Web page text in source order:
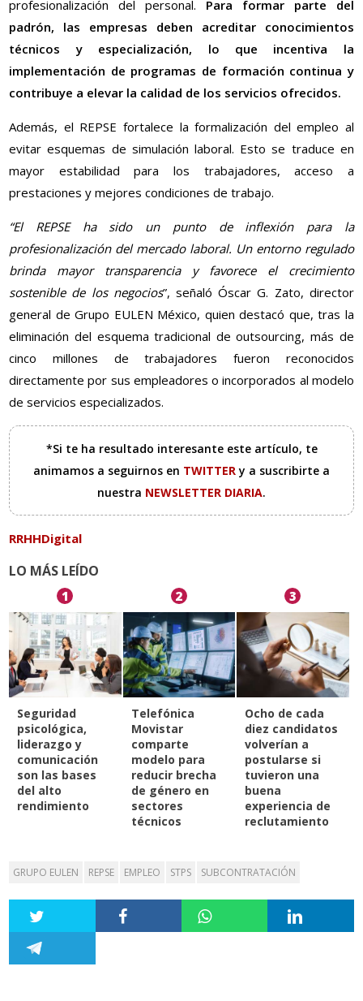
profesionalización del personal. Para formar parte del
padrón, las empresas deben acreditar conocimientos
técnicos y especialización, lo que incentiva la
implementación de programas de formación continua y
contribuye a elevar la calidad de los servicios ofrecidos.
Además, el REPSE fortalece la formalización del empleo al
evitar esquemas de simulación laboral. Esto se traduce en
mayor estabilidad para los trabajadores, acceso a
prestaciones y mejores condiciones de trabajo.
“El REPSE ha sido un punto de inflexión para la
profesionalización del mercado laboral. Un entorno regulado
brinda mayor transparencia y favorece el crecimiento
sostenible de los negocios”, señaló Óscar G. Zato, director
general de Grupo EULEN México, quien destacó que, tras la
eliminación del esquema tradicional de outsourcing, más de
cinco millones de trabajadores fueron reconocidos
directamente por sus empleadores o incorporados al modelo
de servicios especializados.
*Si te ha resultado interesante este artículo, te
animamos a seguirnos en TWITTERy a suscribirte a
nuestra NEWSLETTER DIARIA.
RRHHDigital
LO MÁS LEÍDO
1
Seguridad
psicológica,
liderazgo y
comunicación
son las bases
del alto
rendimiento
2
Telefónica
Movistar
comparte
modelo para
reducir brecha
de género en
sectores
técnicos
3
Ocho de cada
diez candidatos
volverían a
postularse si
tuvieron una
buena
experiencia de
reclutamiento
GRUPO EULEN REPSE EMPLEO STPS SUBCONTRATACIÓN